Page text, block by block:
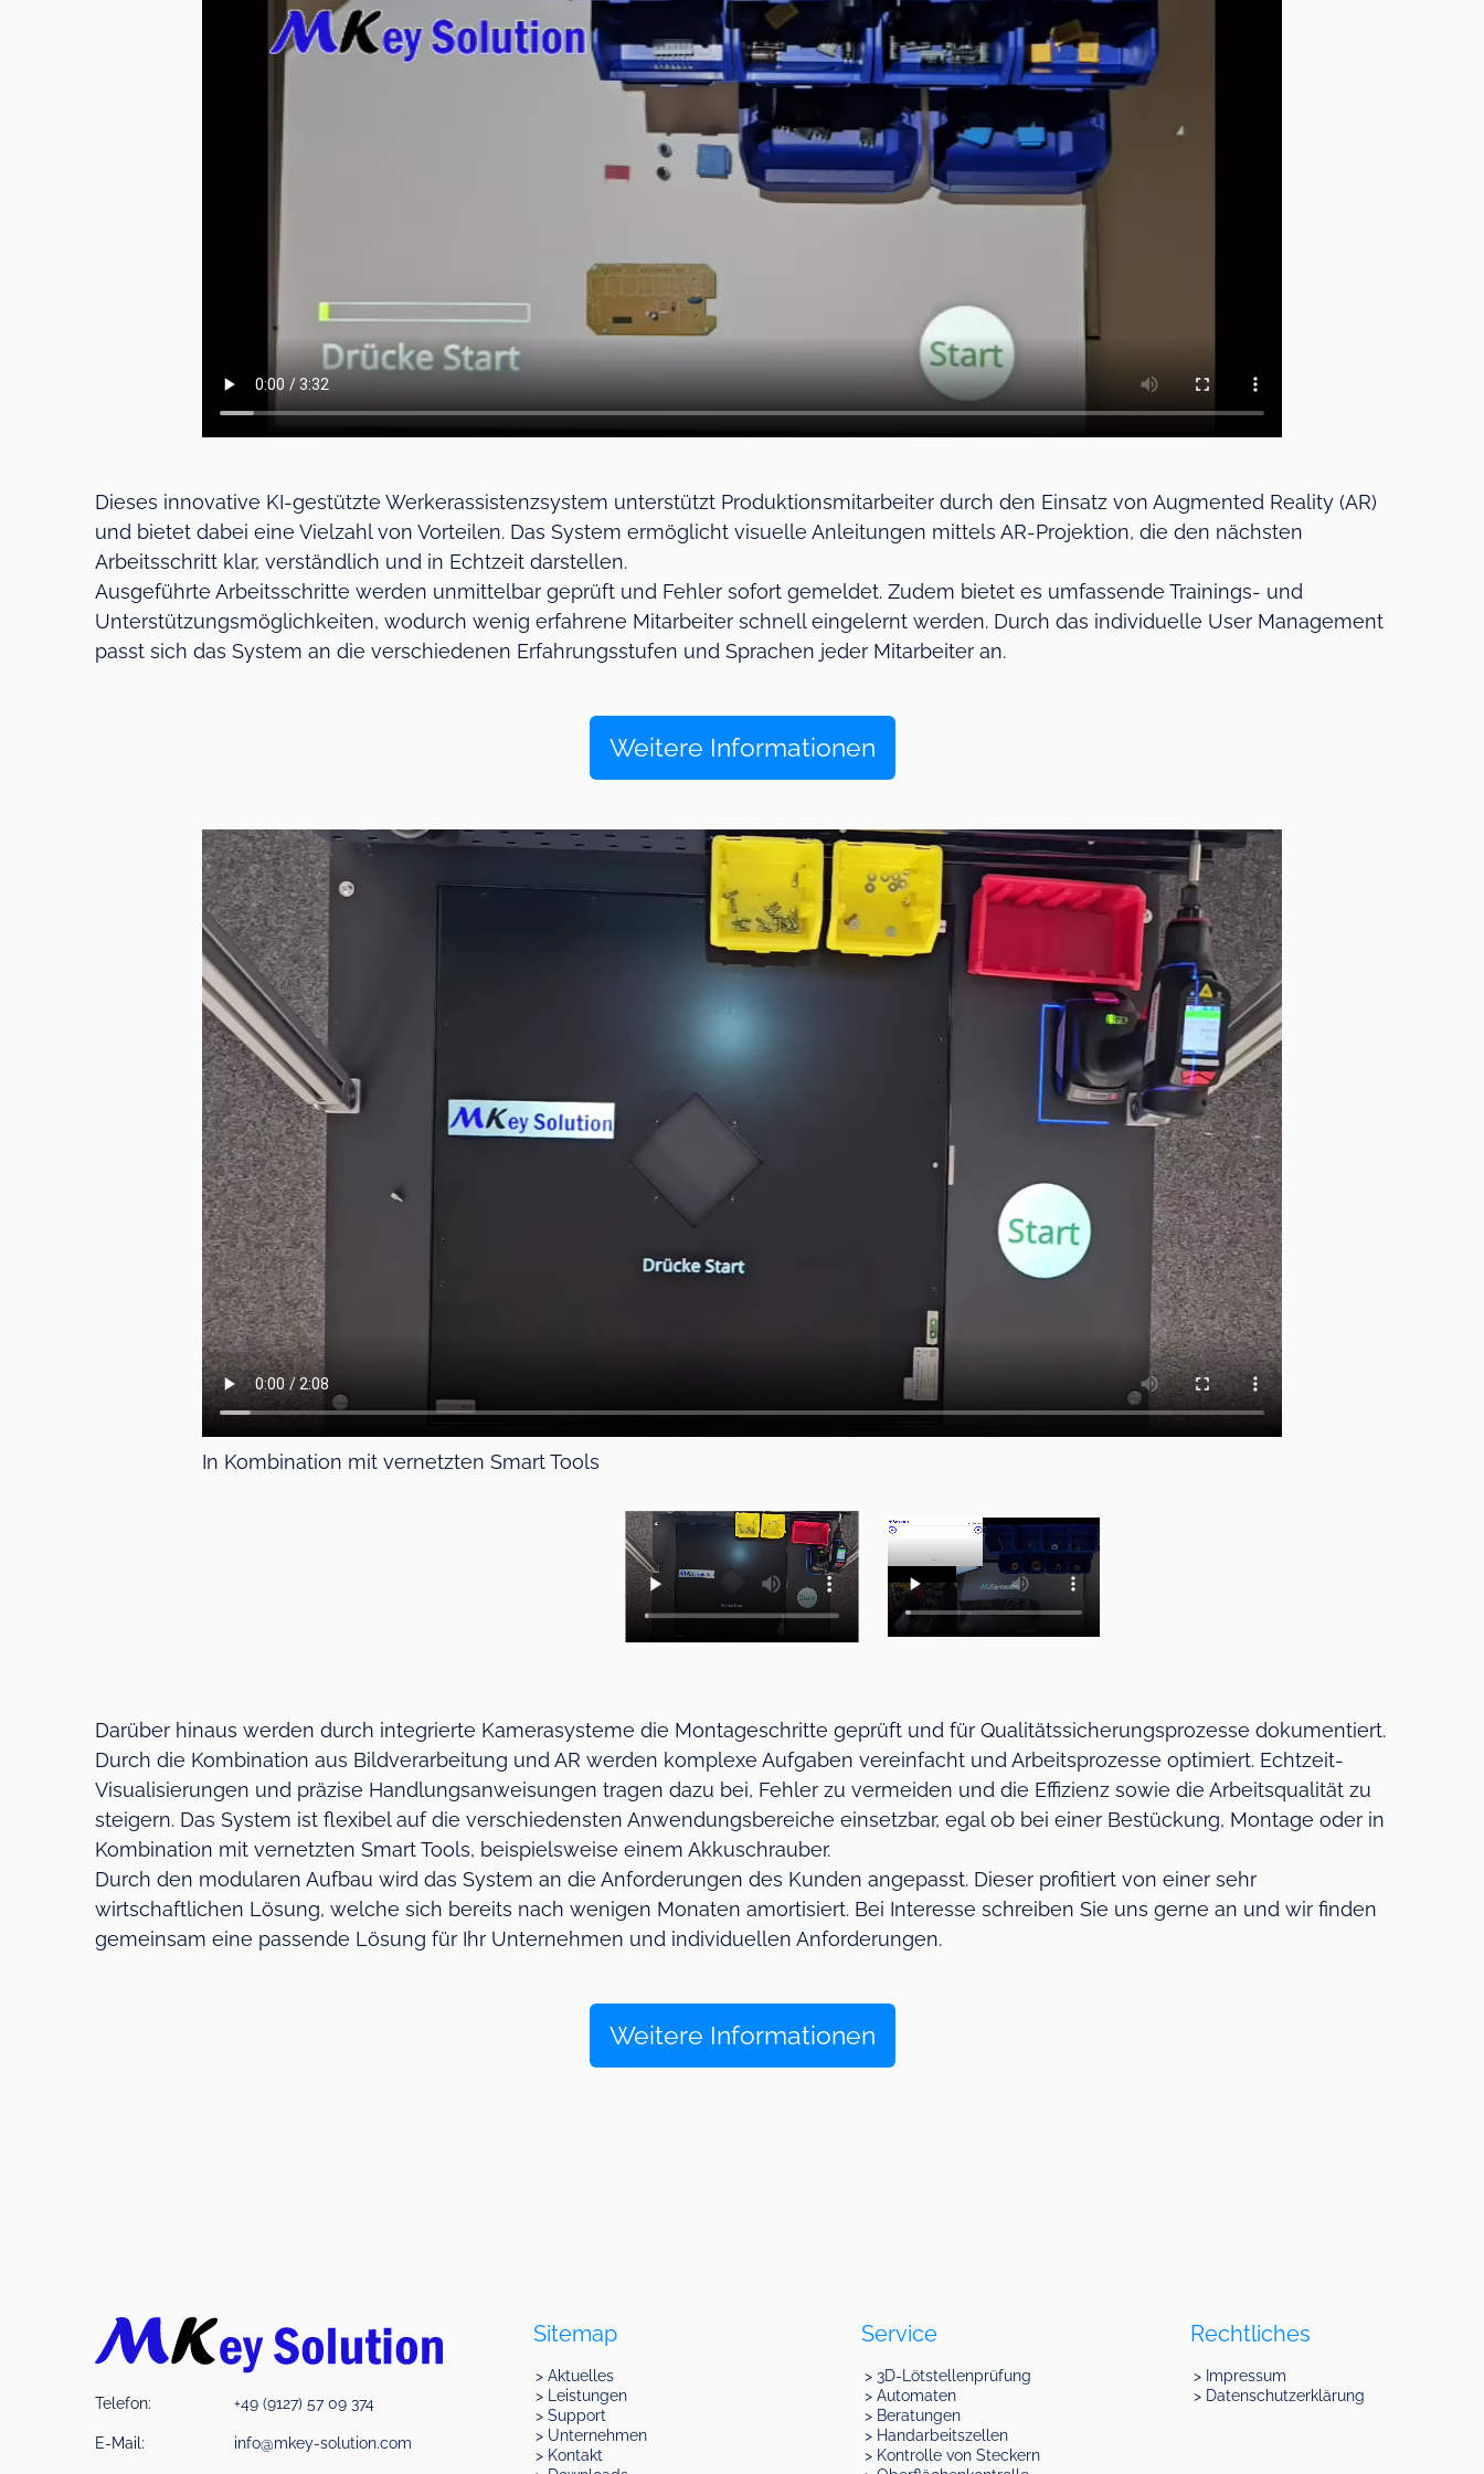
Dieses innovative KI-gestützte Werkerassistenzsystem unterstützt Produktionsmitarbeiter durch den Einsatz von Augmented Reality (AR)
und bietet dabei eine Vielzahl von Vorteilen. Das System ermöglicht visuelle Anleitungen mittels AR-Projektion, die den nächsten
Arbeitsschritt klar, verständlich und in Echtzeit darstellen.
Ausgeführte Arbeitsschritte werden unmittelbar geprüft und Fehler sofort gemeldet. Zudem bietet es umfassende Trainings- und
Unterstützungsmöglichkeiten, wodurch wenig erfahrene Mitarbeiter schnell eingelernt werden. Durch das individuelle User Management
passt sich das System an die verschiedenen Erfahrungsstufen und Sprachen jeder Mitarbeiter an.
Weitere Informationen
In Kombination mit vernetzten Smart Tools
Beispielhafte Montage an Metallteilen
Darüber hinaus werden durch integrierte Kamerasysteme die Montageschritte geprüft und für Qualitätssicherungsprozesse dokumentiert.
Durch die Kombination aus Bildverarbeitung und AR werden komplexe Aufgaben vereinfacht und Arbeitsprozesse optimiert. Echtzeit-
Visualisierungen und präzise Handlungsanweisungen tragen dazu bei, Fehler zu vermeiden und die Effizienz sowie die Arbeitsqualität zu
steigern. Das System ist flexibel auf die verschiedensten Anwendungsbereiche einsetzbar, egal ob bei einer Bestückung, Montage oder in
Kombination mit vernetzten Smart Tools, beispielsweise einem Akkuschrauber.
Durch den modularen Aufbau wird das System an die Anforderungen des Kunden angepasst. Dieser profitiert von einer sehr
wirtschaftlichen Lösung, welche sich bereits nach wenigen Monaten amortisiert. Bei Interesse schreiben Sie uns gerne an und wir finden
gemeinsam eine passende Lösung für Ihr Unternehmen und individuellen Anforderungen.
Weitere Informationen
Telefon: +49 (9127) 57 09 374
E-Mail: info@mkey-solution.com
Sitemap
Aktuelles
Leistungen
Support
Unternehmen
Kontakt
Service
3D-Lötstellenprüfung
Automaten
Beratungen
Handarbeitszellen
Kontrolle von Steckern
Rechtliches
Impressum
Datenschutzerklärung